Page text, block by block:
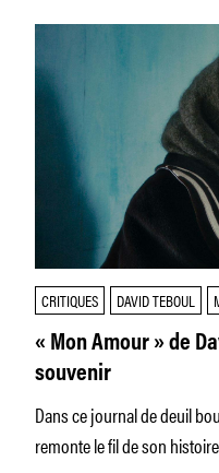
CRITIQUES DAVID TEBOUL
« Mon Amour » de
souvenir
Dans ce journal de deuil
remonte le fil de son